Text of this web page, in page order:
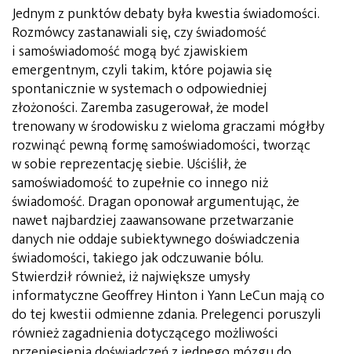
Jednym z punktów debaty była kwestia świadomości.
Rozmówcy zastanawiali się, czy świadomość
i samoświadomość mogą być zjawiskiem
emergentnym, czyli takim, które pojawia się
spontanicznie w systemach o odpowiedniej
złożoności. Zaremba zasugerował, że model
trenowany w środowisku z wieloma graczami mógłby
rozwinąć pewną formę samoświadomości, tworząc
w sobie reprezentację siebie. Uściślił, że
samoświadomość to zupełnie co innego niż
świadomość. Dragan oponował argumentując, że
nawet najbardziej zaawansowane przetwarzanie
danych nie oddaje subiektywnego doświadczenia
świadomości, takiego jak odczuwanie bólu.
Stwierdził również, iż największe umysły
informatyczne Geoffrey Hinton i Yann LeCun mają co
do tej kwestii odmienne zdania. Prelegenci poruszyli
również zagadnienia dotyczącego możliwości